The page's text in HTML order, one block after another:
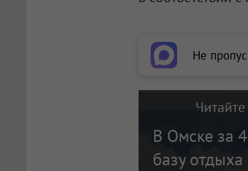
Не
В Омске за
базу